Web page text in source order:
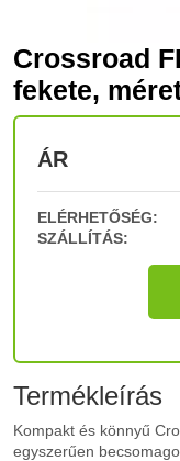
Crossroad
fekete,
ÁR
ELÉRHETŐSÉG:
SZÁLLÍTÁS:
Termékleírás
Kompakt és könnyű
egyszerűen